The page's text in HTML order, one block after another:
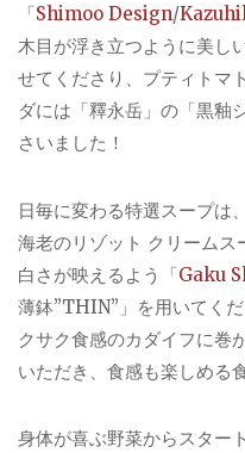
「Shimoo Design/
木目が浮き立つように美し
せてくださり、プティトマ
ダには「釋永岳」の「黒釉
さいました！
日毎に変わる特選スープは
海老のリゾット クリーム
白さが映えるよう「Gaku
薄鉢”THIN”」を用いてく
クサク食感のカダイフに巻
いただき、食感も楽しめる
身体が喜ぶ野菜からスター